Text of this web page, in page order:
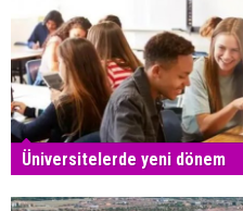
Üniversitelerde yeni dönem